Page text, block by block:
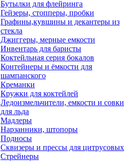
Бутылки для флейринга
Гейзеры, стопперы, пробки
Графины,кувшины и декантеры из
стекла
Джиггеры, мерные емкости
Инвентарь для баристы
Коктейльная серия бокалов
Контейнеры и ёмкости для
шампанского
Креманки
Кружки для коктейлей
Ледоизмельчители, емкости и совки
для льда
Мадлеры
Нарзанники, штопоры
Подносы
Сквизеры и прессы для цитрусовых
Стрейнеры